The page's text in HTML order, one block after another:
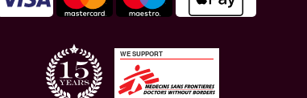
WE SUPPORT